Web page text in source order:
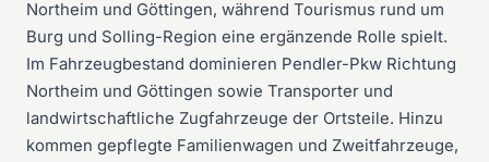
Northeim und Göttingen, während Tourismus rund um
Burg und Solling-Region eine ergänzende Rolle spielt.
Im Fahrzeugbestand dominieren Pendler-Pkw Richtung
Northeim und Göttingen sowie Transporter und
landwirtschaftliche Zugfahrzeuge der Ortsteile. Hinzu
kommen gepflegte Familienwagen und Zweitfahrzeuge,